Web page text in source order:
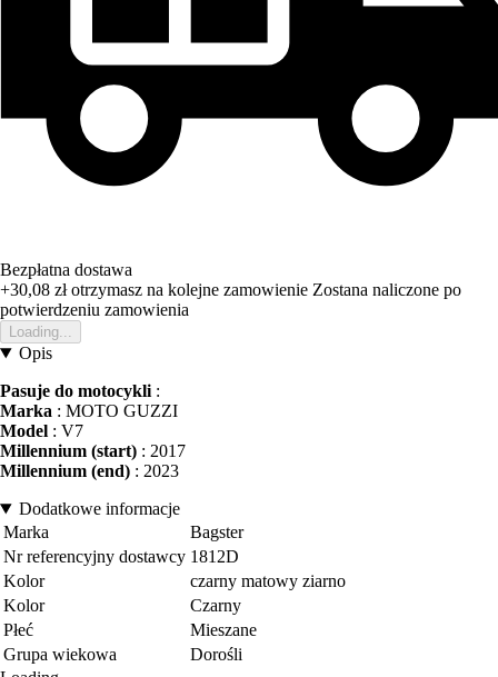
Bezpłatna dostawa
+30,08 złotrzymasz na kolejne zamowienie Zostana naliczone po
potwierdzeniu zamowienia
Loading...
Opis
Pasuje do motocykli :
Marka : MOTO GUZZI
Model : V7
Millennium (start) : 2017
Millennium (end) : 2023
Dodatkowe informacje
Marka
Bagster
Nr referencyjny dostawcy 1812D
Kolor
czarny matowy ziarno
Kolor
Czarny
Płeć
Mieszane
Grupa wiekowa
Dorośli